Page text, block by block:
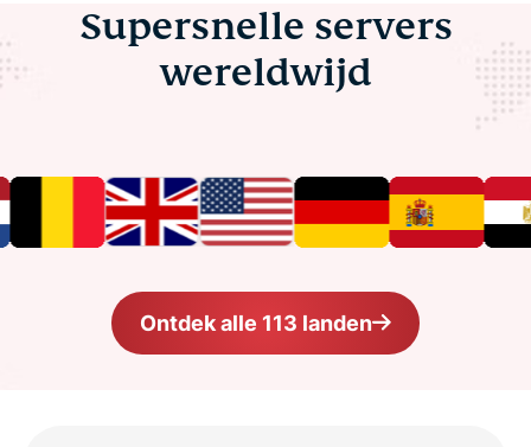
Supersnelle servers
wereldwijd
Ontdek alle 113 landen